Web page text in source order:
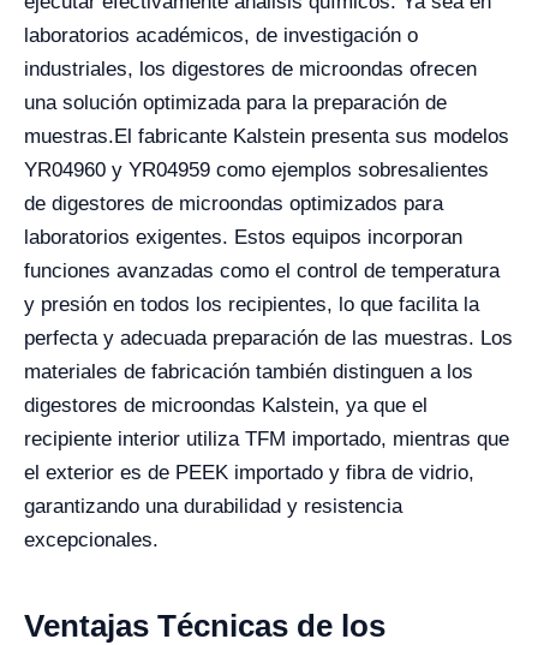
laboratorios académicos, de investigación o
industriales, los digestores de microondas ofrecen
una solución optimizada para la preparación de
muestras.El fabricante Kalstein presenta sus modelos
YR04960 y YR04959 como ejemplos sobresalientes
de digestores de microondas optimizados para
laboratorios exigentes. Estos equipos incorporan
funciones avanzadas como el control de temperatura
y presión en todos los recipientes, lo que facilita la
perfecta y adecuada preparación de las muestras. Los
materiales de fabricación también distinguen a los
digestores de microondas Kalstein, ya que el
recipiente interior utiliza TFM importado, mientras que
el exterior es de PEEK importado y fibra de vidrio,
garantizando una durabilidad y resistencia
excepcionales.
Ventajas Técnicas de los